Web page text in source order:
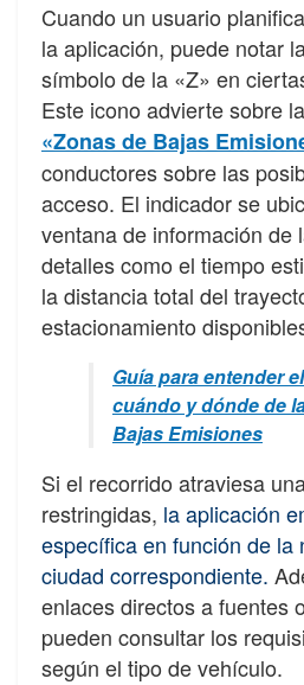
Cuando un usuario
la aplicación, puede notar
símbolo de la «Z» en
Este icono advierte sobre
«Zonas de Bajas
conductores sobre las
acceso. El indicador se
ventana de información de
detalles como el tiempo
la distancia total del
estacionamiento
Guía para entender
cuándo y dónde de
Bajas Emisiones
Si el recorrido atraviesa
restringidas, la aplicación
específica en función de la
ciudad correspondiente.
enlaces directos a fuentes
pueden consultar los
según el tipo de vehículo.